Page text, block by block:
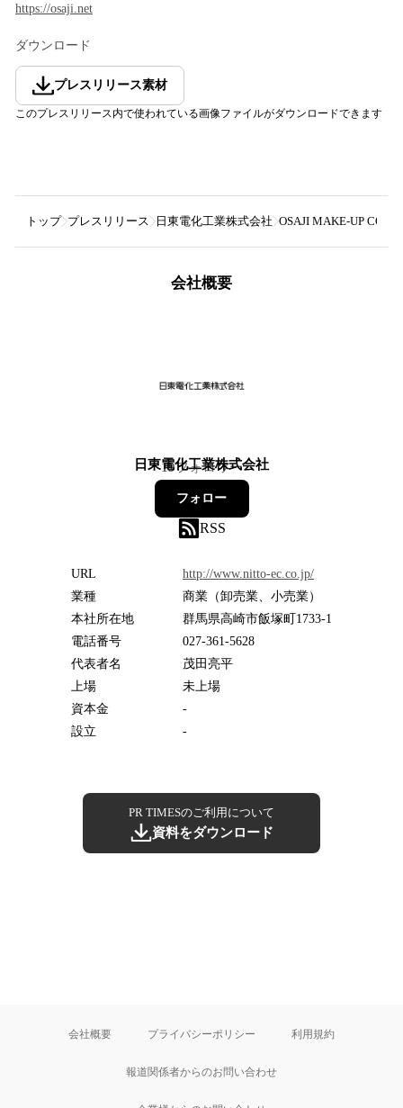
https://osaji.net
ダウンロード
プレスリリース素材
このプレスリリース内で使われている画像ファイルがダウンロードできます
トップ プレスリリース 日東電化工業株式会社 OSAJI MAKE-UP
会社概要
日東電化工業株式会社
19フォロワー
フォロー
RSS
URL
http://www.nitto-ec.co.jp/
業種
商業（卸売業、小売業）
本社所在地
群馬県高崎市飯塚町1733-1
電話番号
027-361-5628
代表者名
茂田亮平
上場
未上場
資本金
-
設立
-
PR TIMESのご利用について
資料をダウンロード
会社概要 プライバシーポリシー 利用規約
報道関係者からのお問い合わせ